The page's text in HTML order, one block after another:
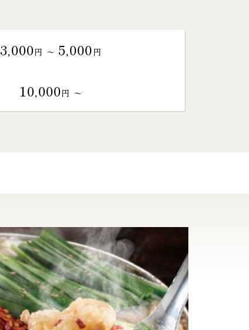
3,000円 〜 5,000円
10,000円 〜